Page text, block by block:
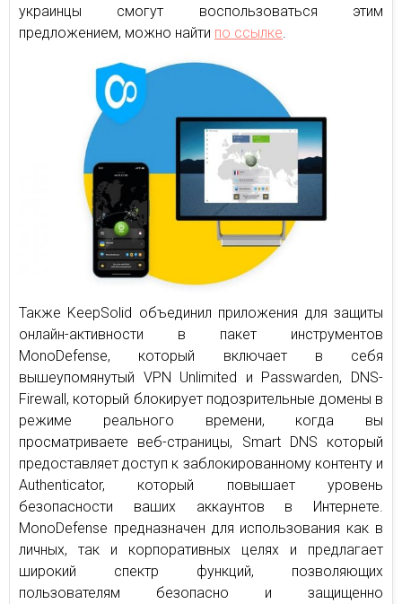
украинцы смогут воспользоваться этим
предложением, можно найти по ссылке.
Также KeepSolid объединил приложения для защиты
онлайн-активности в пакет инструментов
MonoDefense, который включает в себя
вышеупомянутый VPN Unlimited и Passwarden, DNS-
Firewall, который блокирует подозрительные домены в
режиме реального времени, когда вы
просматриваете веб-страницы, Smart DNS который
предоставляет доступ к заблокированному контенту и
Authenticator, который повышает уровень
безопасности ваших аккаунтов в Интернете.
MonoDefense предназначен для использования как в
личных, так и корпоративных целях и предлагает
широкий спектр функций, позволяющих
пользователям безопасно и защищенно